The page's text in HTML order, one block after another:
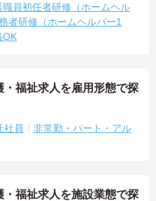
職員初任者研修（ホームヘル
者研修（ホームヘルパー1
OK
福祉求人を雇用形態で探
社員
非常勤・パート・アル
福祉求人を施設業態で探